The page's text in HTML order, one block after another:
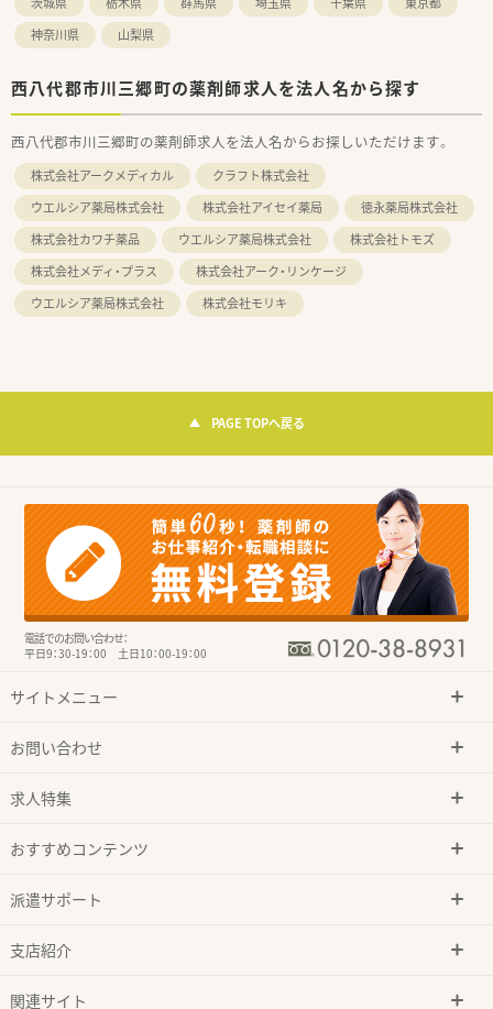
神奈川県
山梨県
西八代郡市川三郷町の薬剤師求人を法人名から探す
西八代郡市川三郷町の薬剤師求人を法人名からお探しいただけます。
株式会社アークメディカル
クラフト株式会社
ウエルシア薬局株式会社
株式会社アイセイ薬局
徳永薬局株式会社
株式会社カワチ薬品
ウエルシア薬局株式会社
株式会社トモズ
株式会社メディ・プラス
株式会社アーク・リンケージ
ウエルシア薬局株式会社
株式会社モリキ
PAGE TOPへ戻る
電話でのお問い合わせ：
平日9：30-19：00 土日10：00-19：00
サイトメニュー
お問い合わせ
求人特集
おすすめコンテンツ
派遣サポート
支店紹介
関連サイト